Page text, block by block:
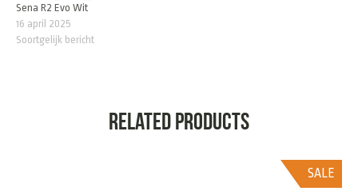
Sena R2 Evo Wit
16 april 2025
Soortgelijk bericht
Related products
SALE